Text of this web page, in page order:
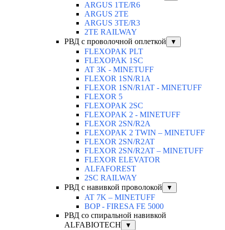
ARGUS 1TE/R6
ARGUS 2TЕ
ARGUS 3TE/R3
2TE RAILWAY
РВД с проволочной оплеткой
▼
FLEXOPAK PLT
FLEXOPAK 1SС
AT 3K - MINETUFF
FLEXOR 1SN/R1A
FLEXOR 1SN/R1AT - MINETUFF
FLEXOR 5
FLEXOPAK 2SС
FLEXOPAK 2 - MINETUFF
FLEXOR 2SN/R2A
FLEXOPAK 2 TWIN – MINETUFF
FLEXOR 2SN/R2AT
FLEXOR 2SN/R2AT – MINETUFF
FLEXOR ELEVATOR
ALFAFOREST
2SC RAILWAY
РВД с навивкой проволокой
▼
AT 7K – MINETUFF
BOP - FIRESA FE 5000
РВД со спиральной навивкой
ALFABIOTECH
▼